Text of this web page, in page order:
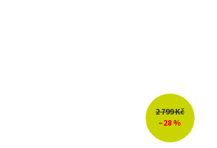
2 799 Kč
–28 %